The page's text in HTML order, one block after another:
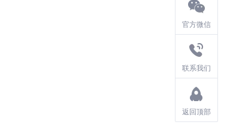
官方微信
联系我们
返回顶部